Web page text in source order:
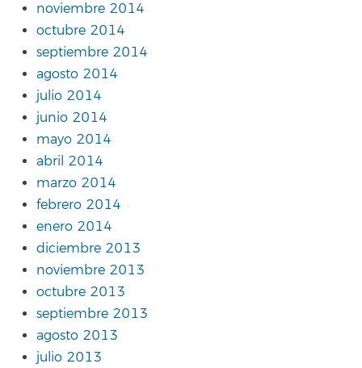
noviembre 2014
octubre 2014
septiembre 2014
agosto 2014
julio 2014
junio 2014
mayo 2014
abril 2014
marzo 2014
febrero 2014
enero 2014
diciembre 2013
noviembre 2013
octubre 2013
septiembre 2013
agosto 2013
julio 2013